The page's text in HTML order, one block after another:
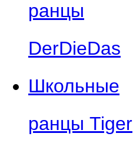
ранцы
DerDieDas
Школьные
ранцы Tiger